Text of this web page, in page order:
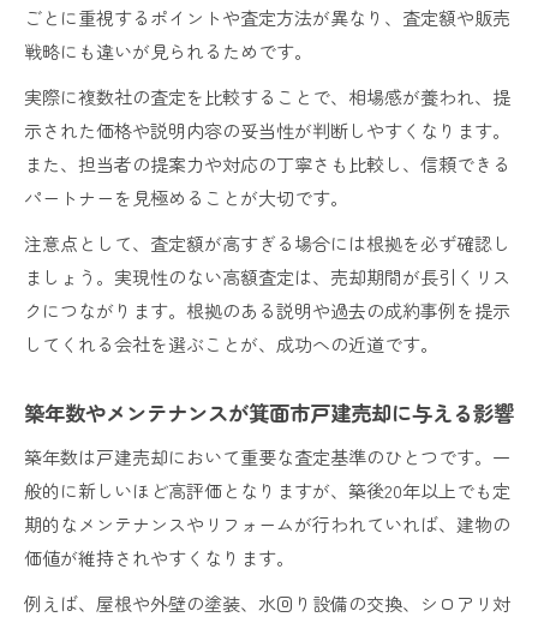
ごとに重視するポイントや査定方法が異なり、査定額や販売
戦略にも違いが見られるためです。
実際に複数社の査定を比較することで、相場感が養われ、提
示された価格や説明内容の妥当性が判断しやすくなります。
また、担当者の提案力や対応の丁寧さも比較し、信頼できる
パートナーを見極めることが大切です。
注意点として、査定額が高すぎる場合には根拠を必ず確認し
ましょう。実現性のない高額査定は、売却期間が長引くリス
クにつながります。根拠のある説明や過去の成約事例を提示
してくれる会社を選ぶことが、成功への近道です。
築年数やメンテナンスが箕面市戸建売却に与える影響
築年数は戸建売却において重要な査定基準のひとつです。一
般的に新しいほど高評価となりますが、築後20年以上でも定
期的なメンテナンスやリフォームが行われていれば、建物の
価値が維持されやすくなります。
例えば、屋根や外壁の塗装、水回り設備の交換、シロアリ対